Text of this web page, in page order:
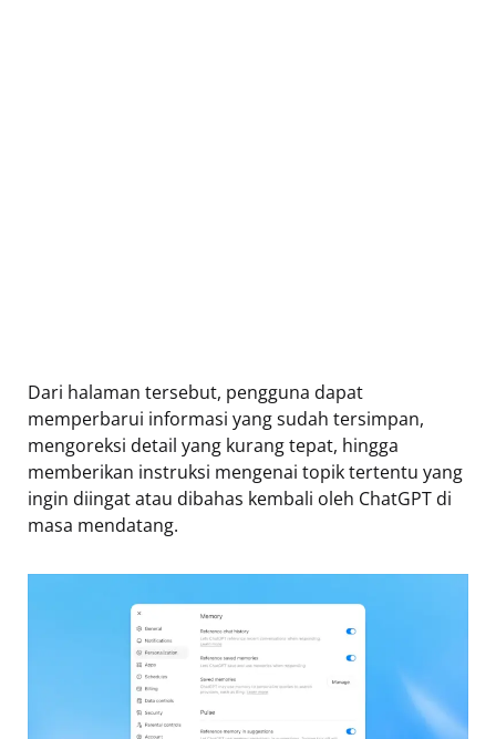
Dari halaman tersebut, pengguna dapat
memperbarui informasi yang sudah tersimpan,
mengoreksi detail yang kurang tepat, hingga
memberikan instruksi mengenai topik tertentu yang
ingin diingat atau dibahas kembali oleh ChatGPT di
masa mendatang.